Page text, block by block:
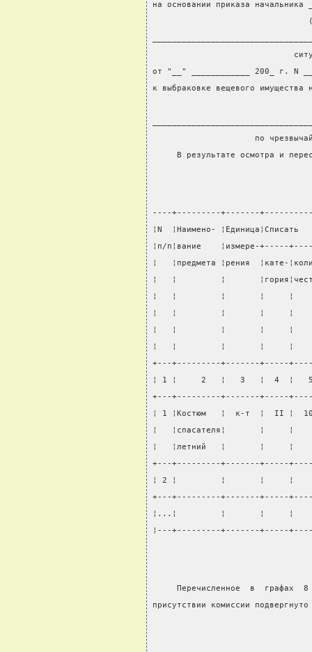
на основании приказа начальника
от "__" ____________ 200_ г. N
к выбраковке вещевого имущества
по
В результате осмотра и
----+---------+-------
¦N  ¦Наимено-
¦п/п¦вание    ¦измере-
¦   ¦предмета ¦рения  ¦кате-
¦   ¦         ¦
¦   ¦         ¦       ¦     ¦
¦   ¦         ¦       ¦     ¦
¦   ¦         ¦       ¦     ¦
¦   ¦         ¦       ¦     ¦
+---+---------+-------+-----
¦ 1 ¦     2   ¦   3   ¦  4  ¦
+---+---------+-------+-----
¦ 1 ¦Костюм   ¦  к-т  ¦  II ¦
¦   ¦спасателя¦       ¦
¦   ¦летний   ¦       ¦
+---+---------+-------+-----
¦ 2 ¦         ¦       ¦     ¦
+---+---------+-------+-----
¦...¦         ¦       ¦     ¦
¦---+---------+-------+-----
Перечисленное  в  графах
присутствии комиссии